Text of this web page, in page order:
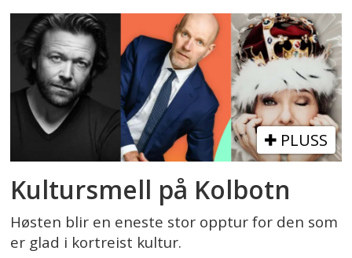
PLUSS
Kultursmell på Kolbotn
Høsten blir en eneste stor opptur for den som
er glad i kortreist kultur.